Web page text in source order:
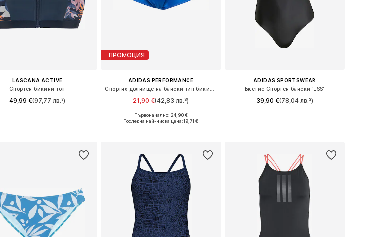
LASCANA ACTIVE
Спортен бикини топ
49,99 €(97,77 лв.³)
ПРОМОЦИЯ
ADIDAS PERFORMANCE
21,90 €(42,83 лв.³)
Налични размери: XS, S, M, L
Първоначално: 24,90 €
Последна най-ниска цена:19,71 €
ADIDAS SPORTSWEAR
Бюстие Спортен бански 'ESS'
39,90 €(78,04 лв.³)